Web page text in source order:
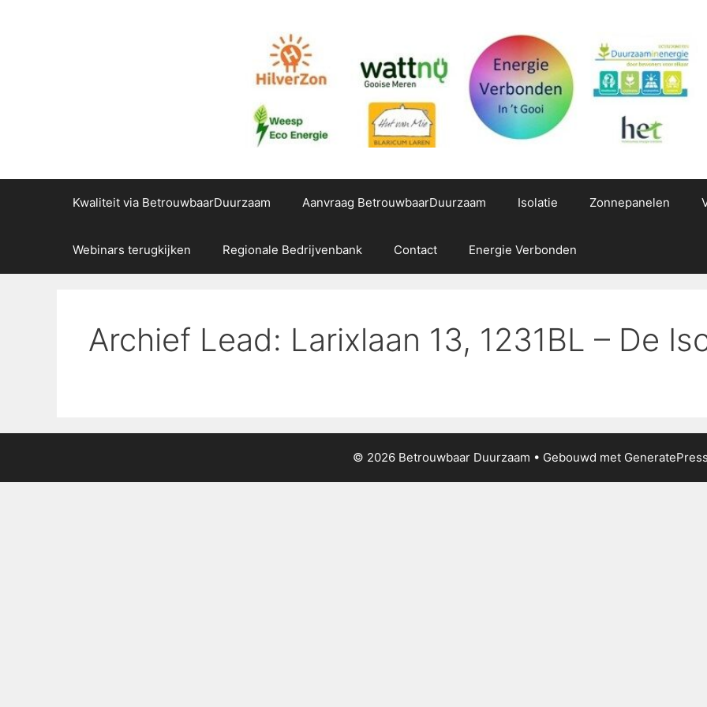
Kwaliteit via BetrouwbaarDuurzaam Aanvraag BetrouwbaarDuurzaam Isolatie Zonnepanelen
Webinars terugkijken Regionale Bedrijvenbank Contact Energie Verbonden
Archief Lead: Larixlaan 13, 1231BL – De
© 2026 Betrouwbaar Duurzaam • Gebouwd met